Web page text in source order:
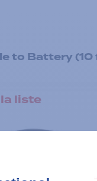
to Battery
liste